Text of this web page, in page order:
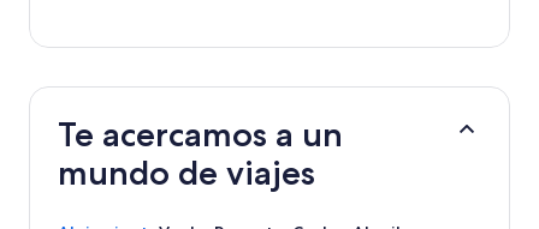
Te acercamos a un
mundo de viajes